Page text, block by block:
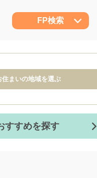
FP検索
すすめを探す